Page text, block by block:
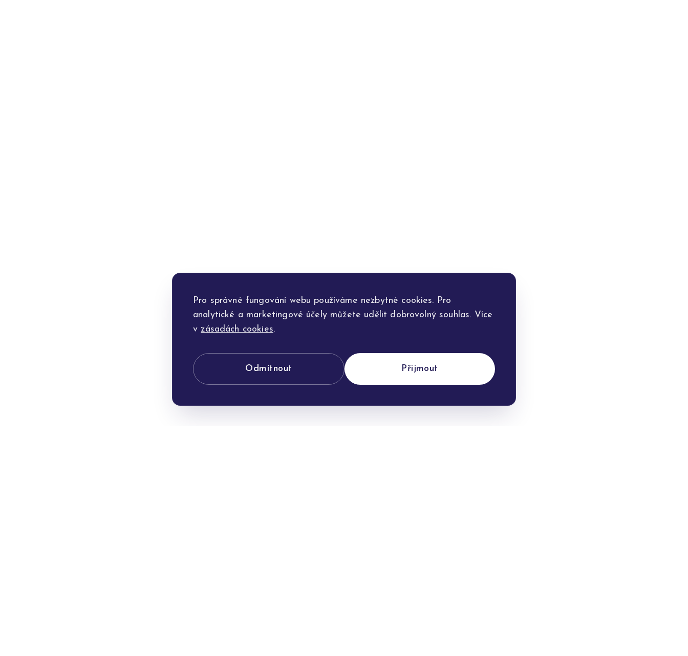
Pro správné fungování webu používáme nezbytné cookies. Pro
analytické a marketingové účely můžete udělit dobrovolný souhlas. Více
v zásadách cookies.
Odmítnout Přijmout